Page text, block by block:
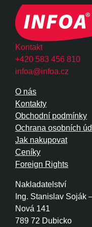
Kontakt
+420 583 456 810
infoa@infoa.cz
Nakladatelství
Ing. Stanislav Soják
Nová 141
789 72 Dubicko
O nás
Kontakty
Obchodní podmínky
Ochrana osobních
Jak nakupovat
Ceníky
Foreign Rights